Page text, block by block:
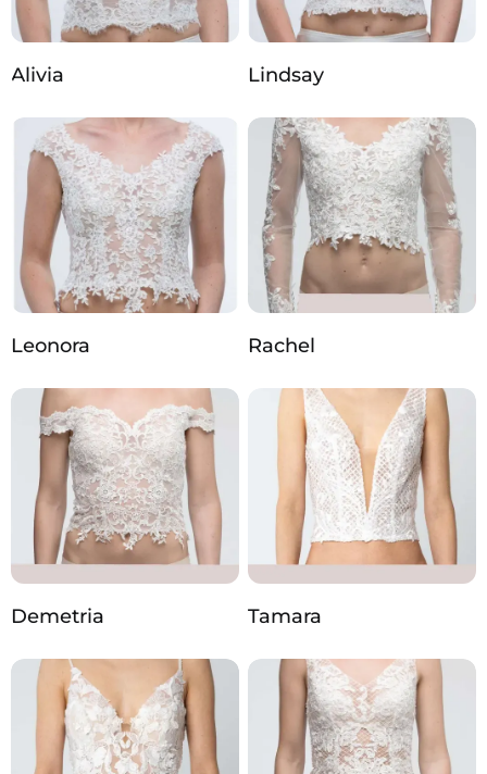
Alivia Lindsay
Leonora Rachel
Demetria Tamara